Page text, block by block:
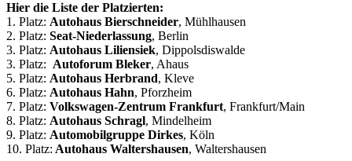
Hier die Liste der Platzierten:
1. Platz: Autohaus Bierschneider, Mühlhausen
2. Platz: Seat-Niederlassung, Berlin
3. Platz: Autohaus Liliensiek, Dippolsdiswalde
3. Platz: Autoforum Bleker, Ahaus
5. Platz: Autohaus Herbrand, Kleve
6. Platz: Autohaus Hahn, Pforzheim
7. Platz: Volkswagen-Zentrum Frankfurt, Frankfurt/Main
8. Platz: Autohaus Schragl, Mindelheim
9. Platz: Automobilgruppe Dirkes, Köln
10. Platz: Autohaus Waltershausen, Waltershausen